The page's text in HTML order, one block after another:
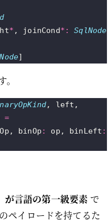
* , joinCond*:
SqlNode
]
, left,
=
binOp : op, binLeft :
が言語の第一級要素 で
ペイロードを持てるた